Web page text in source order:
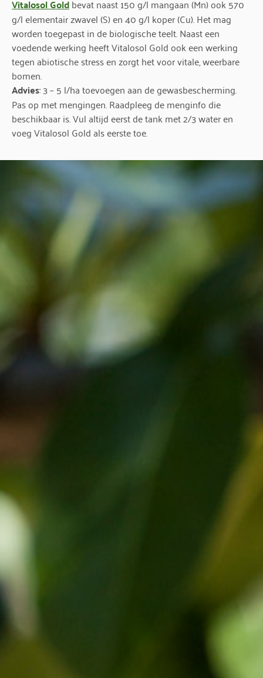
Vitalosol Goldbevat naast 150 g/l mangaan (Mn) ook 570
g/l elementair zwavel (S) en 40 g/l koper (Cu). Het mag
worden toegepast in de biologische teelt. Naast een
voedende werking heeft Vitalosol Gold ook een werking
tegen abiotische stress en zorgt het voor vitale, weerbare
bomen.
Advies: 3 – 5 l/ha toevoegen aan de gewasbescherming.
Pas op met mengingen. Raadpleeg de menginfo die
beschikbaar is. Vul altijd eerst de tank met 2/3 water en
voeg Vitalosol Gold als eerste toe.